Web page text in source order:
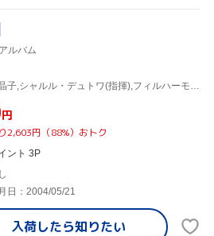
アルバム
円
2,603円（88%）おトク
ント 3P
日：2004/05/21
入荷したら知りたい